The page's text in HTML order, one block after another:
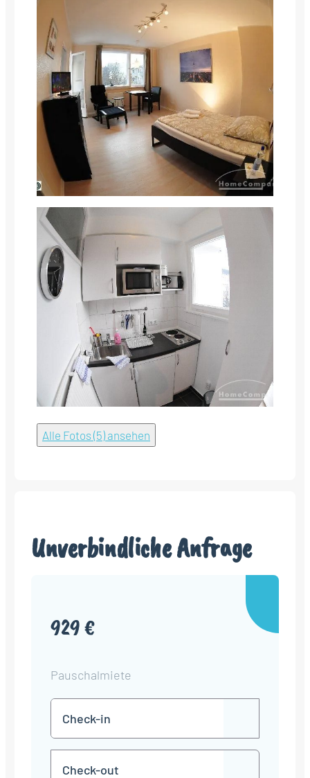
Alle Fotos (5) ansehen
Unverbindliche Anfrage
929 €
Pauschalmiete
in
TT
Punkt
MM
JJJJ
TT